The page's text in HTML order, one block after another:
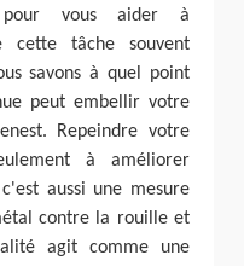
pour vous aider à
cette tâche souvent
savons à quel point
peut embellir votre
Repeindre votre
à améliorer
aussi une mesure
contre la rouille et
agit comme une